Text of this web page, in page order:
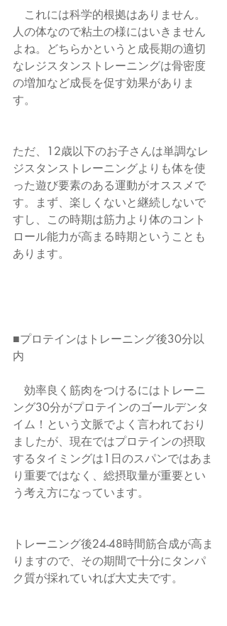
これには科学的根拠はありません。
人の体なので粘土の様にはいきません
よね。どちらかというと成長期の適切
なレジスタンストレーニングは骨密度
の増加など成長を促す効果がありま
す。
ただ、12歳以下のお子さんは単調なレ
ジスタンストレーニングよりも体を使
った遊び要素のある運動がオススメで
す。まず、楽しくないと継続しないで
すし、この時期は筋力より体のコント
ロール能力が高まる時期ということも
あります。
■プロテインはトレーニング後30分以
内
効率良く筋肉をつけるにはトレーニ
ング30分がプロテインのゴールデンタ
イム！という文脈でよく言われており
ましたが、現在ではプロテインの摂取
するタイミングは1日のスパンではあま
り重要ではなく、総摂取量が重要とい
う考え方になっています。
トレーニング後24-48時間筋合成が高ま
りますので、その期間で十分にタンパ
ク質が採れていれば大丈夫です。